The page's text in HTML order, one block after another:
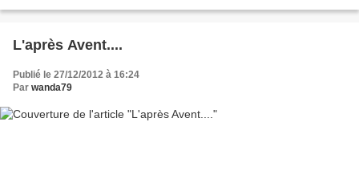
L'après Avent....
Publié le 27/12/2012 à 16:24
Par wanda79